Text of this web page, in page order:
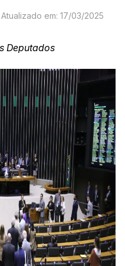
Atualizado em: 17/03/2025
Deputados